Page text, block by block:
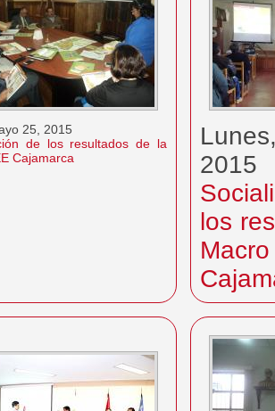
25, 2015
de los resultados de la
Cajamarca
2015
los